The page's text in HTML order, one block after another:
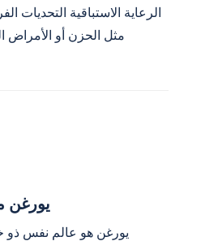
الرعاية الاستباقية التحديات
مثل الحزن أو الأمراض
يورغن
يورغن هو عالم نفس ذو